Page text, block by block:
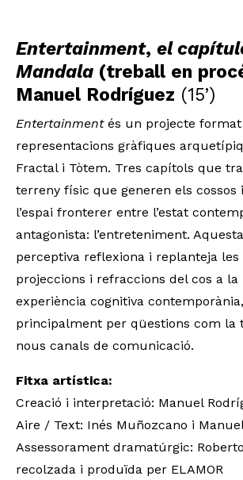
Entertainment, el
Mandala (treball en
Manuel Rodríguez (15’)
Entertainmentés un projecte
representacions gràfiques
Fractal i Tòtem. Tres capítols que
terreny físic que generen els cossos
l’espai fronterer entre l’estat
antagonista: l’entreteniment.
perceptiva reflexiona i replanteja
projeccions i refraccions del cos a
experiència cognitiva
principalment per qüestions com la
nous canals de comunicació.
Fitxa artística:
Creació i interpretació: Manuel
Aire / Text: Inés Muñozcano i
Assessorament dramatúrgic:
recolzada i produïda per ELAMOR